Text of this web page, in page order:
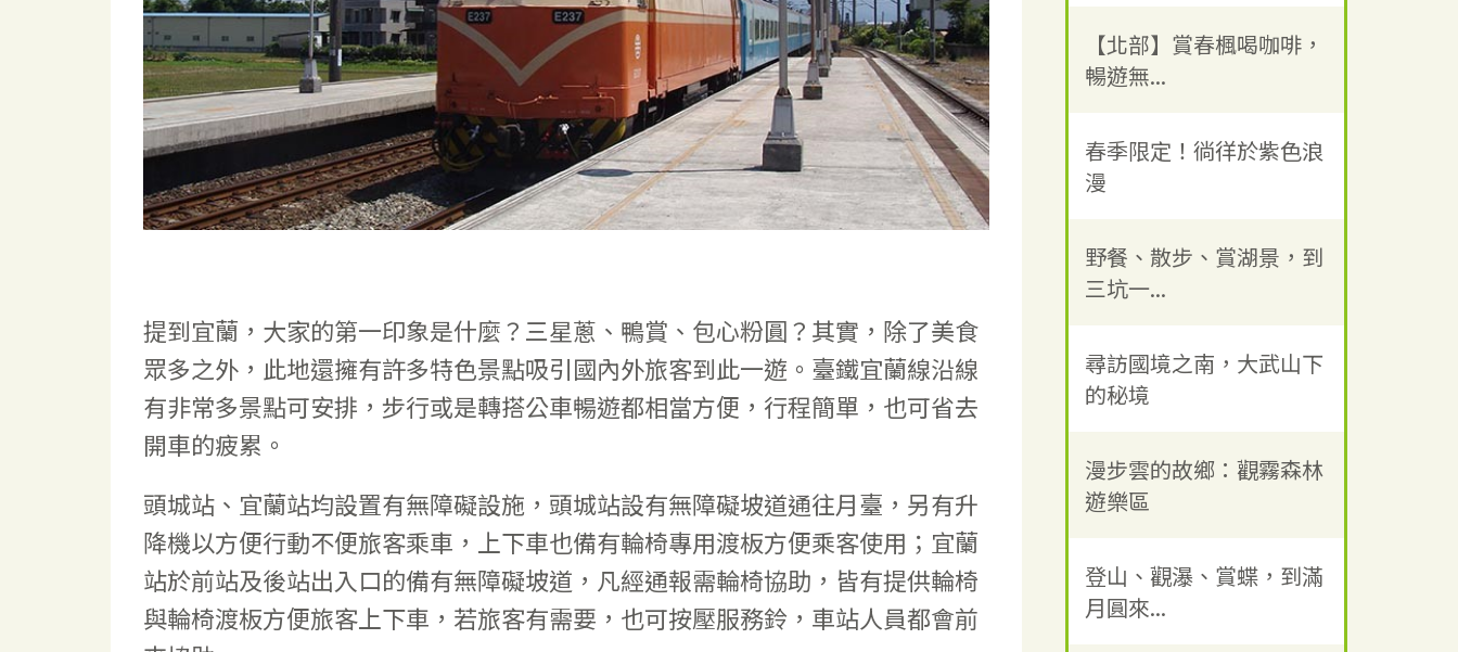
提到宜蘭，大家的第一印象是什麼？三星蔥、鴨賞、包心粉圓？其實，除了美食
眾多之外，此地還擁有許多特色景點吸引國內外旅客到此一遊。臺鐵宜蘭線沿線
有非常多景點可安排，步行或是轉搭公車暢遊都相當方便，行程簡單，也可省去
開車的疲累。
頭城站、宜蘭站均設置有無障礙設施，頭城站設有無障礙坡道通往月臺，另有升
降機以方便行動不便旅客乘車，上下車也備有輪椅專用渡板方便乘客使用；宜蘭
站於前站及後站出入口的備有無障礙坡道，凡經通報需輪椅協助，皆有提供輪椅
與輪椅渡板方便旅客上下車，若旅客有需要，也可按壓服務鈴，車站人員都會前
【北部】賞春楓喝咖啡，
暢遊無...
春季限定！徜徉於紫色浪
漫
野餐、散步、賞湖景，到
三坑一...
尋訪國境之南，大武山下
的秘境
漫步雲的故鄉：觀霧森林
遊樂區
登山、觀瀑、賞蝶，到滿
月圓來...